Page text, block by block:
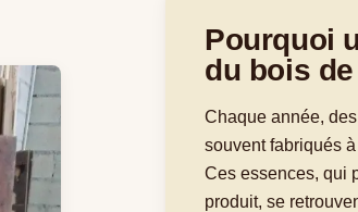
Pourquoi
du bois
Chaque année,
souvent fabriqués
Ces essences, qui
produit, se